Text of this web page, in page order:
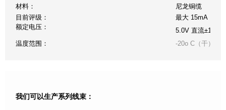
材料：
尼龙铜缆
目前评级：
最大 15mA
额定电压：
5.0V 直流±10%
温度范围：
-20o C（干）至
我们可以生产系列线束：